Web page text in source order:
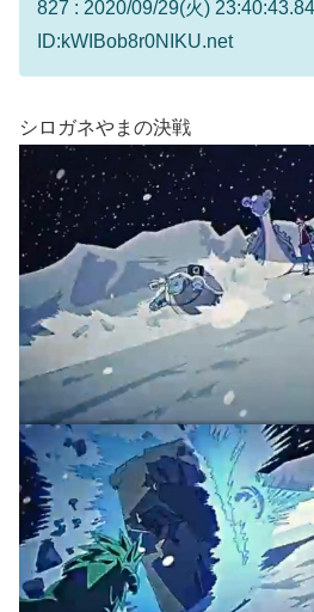
827 : 2020/09/29(火) 23:40:43.84
ID:kWIBob8r0NIKU.net
シロガネやまの決戦